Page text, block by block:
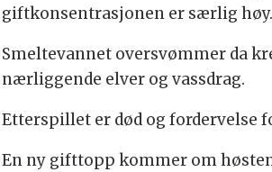
giftkonsentrasjonen er særlig høy.
Smeltevannet oversvømmer da
nærliggende elver og vassdrag.
Etterspillet er død og fordervelse
En ny gifttopp kommer om